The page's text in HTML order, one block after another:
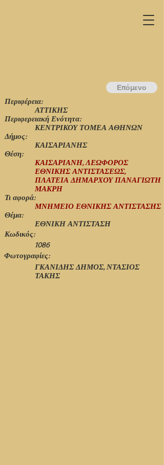
Περιφέρεια:
ΚΕΝΤΡΙΚΟΥ ΤΟΜΕΑ ΑΘΗΝΩΝ
ΑΤΤΙΚΗΣ
Περιφερειακή Ενότητα:
ΚΑΙΣΑΡΙΑΝΗΣ
Δήμος:
Θέση:
ΚΑΙΣΑΡΙΑΝΗ, ΛΕΩΦΟΡΟΣ
ΕΘΝΙΚΗΣ ΑΝΤΙΣΤΑΣΕΩΣ,
ΠΛΑΤΕΙΑ ΔΗΜΑΡΧΟΥ ΠΑΝΑΓΙΩΤΗ
ΜΑΚΡΗ
Τι αφορά:
ΜΝΗΜΕΙΟ ΕΘΝΙΚΗΣ ΑΝΤΙΣΤΑΣΗΣ
Θέμα:
ΕΘΝΙΚΗ ΑΝΤΙΣΤΑΣΗ
Φωτογραφίες:
ΓΚΑΝΙΔΗΣ ΔΗΜΟΣ, ΝΤΑΣΙΟΣ
ΤΑΚΗΣ
Κωδικός:
1086
Επόμενο